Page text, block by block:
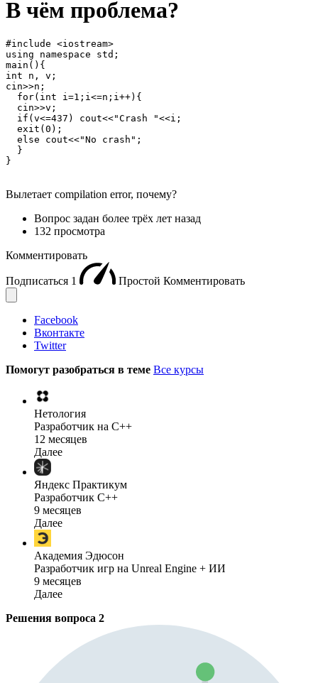
В чём проблема?
#include <iostream>
using namespace std;
main(){
int n, v;
cin>>n;
  for(int i=1;i<=n;i++){
  cin>>v;
  if(v<=437) cout<<"Crash "<<i;
  exit(0);
  else cout<<"No crash";
  }
}
Вылетает compilation error, почему?
Вопрос задан более трёх лет назад
132 просмотра
Комментировать
Подписаться 1 Простой Комментировать
Facebook
Вконтакте
Twitter
Помогут разобраться в теме Все курсы
Нетология
Разработчик на C++
12 месяцев
Далее
Яндекс Практикум
Разработчик C++
9 месяцев
Далее
Академия Эдюсон
Разработчик игр на Unreal Engine + ИИ
9 месяцев
Далее
Решения вопроса 2